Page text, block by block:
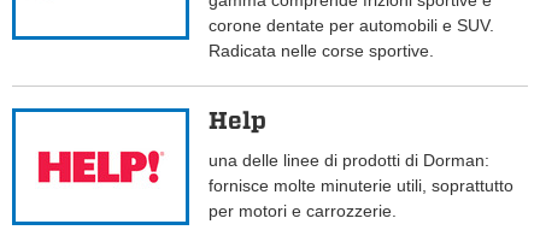
corone dentate per automobili e SUV.
Radicata nelle corse sportive.
Help
una delle linee di prodotti di Dorman:
fornisce molte minuterie utili, soprattutto
per motori e carrozzerie.